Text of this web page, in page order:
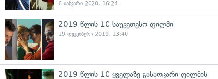
6 იანვარი 2020, 16:24
2019 წლის 10 საუკეთესო ფილმი
19 დეკემბერი 2019, 13:40
2019 წლის 10 ყველაზე გასაოცარი ფილმის